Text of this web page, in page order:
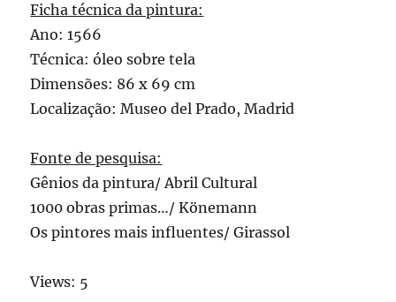
Ficha técnica da pintura:
Ano: 1566
Técnica: óleo sobre tela
Dimensões: 86 x 69 cm
Localização: Museo del Prado, Madrid
Fonte de pesquisa:
Gênios da pintura/ Abril Cultural
1000 obras primas…/ Könemann
Os pintores mais influentes/ Girassol
Views: 5